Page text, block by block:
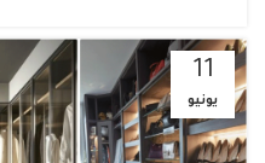
11
يونيو